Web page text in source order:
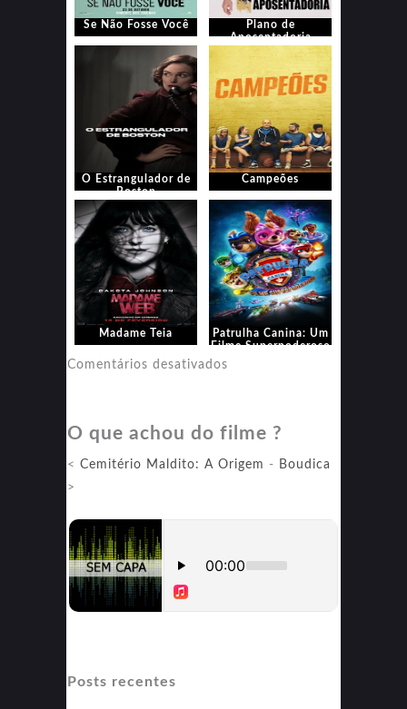
Se Não Fosse Você
Plano de
Aposentadoria
O Estrangulador de
Boston
Campeões
Madame Teia
Patrulha Canina: Um
Filme Superpoderoso
Comentários desativados
Um
O que achou do filme ?
< Cemitério Maldito: A Origem - Boudica
>
Posts recentes